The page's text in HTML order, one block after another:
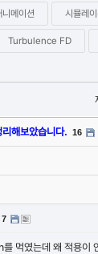
니메이션 시뮬레
Turbulence FD
해보았습니다. 16
7
먹였는데 왜 적용이